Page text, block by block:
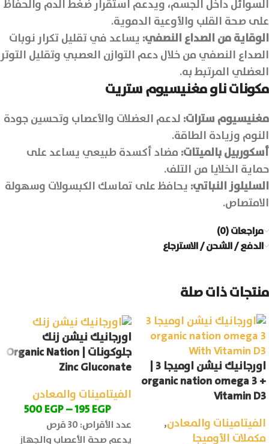
السوائل داخل الجسم، ويدعم استقرار ضغط الدم والحفاظ
على صحة القلب والأوعية الدموية.
الوقاية من الصداع النصفي: يساعد في تقليل تكرار نوبات
الصداع النصفي من خلال دعم التوازن العصبي وتقليل التوتر
العضلي المرتبط به.
مكونات ناو مغنيسيوم ستريت
مغنيسيوم سترات: لدعم العضلات والأعصاب وتحسين جودة
النوم وزيادة الطاقة.
أسكوربيل بالميتات: مضاد أكسدة طبيعي يساعد على
حماية الخلايا من التلف.
السليلوز النباتي: يحافظ على تماسك الكبسولات وسهولة
الامتصاص.
مراجعات (0)
الدفع / الشحن / الاسترجاع
منتجات ذات صلة
اورجانيك نيشن اوميجا 3 |
organic nation omega 3 +
Vitamin D3
الفيتامينات والمعادن,
مكملات الأوميجا
اورجانيك نيشن زنك
جلوكونات | Organic Nation
Zinc Gluconate
الفيتامينات والمعادن
195EGP
–
500EGP
عدد الأقراص: 30 قرص
يدعم صحة الأعصاب والجهاز